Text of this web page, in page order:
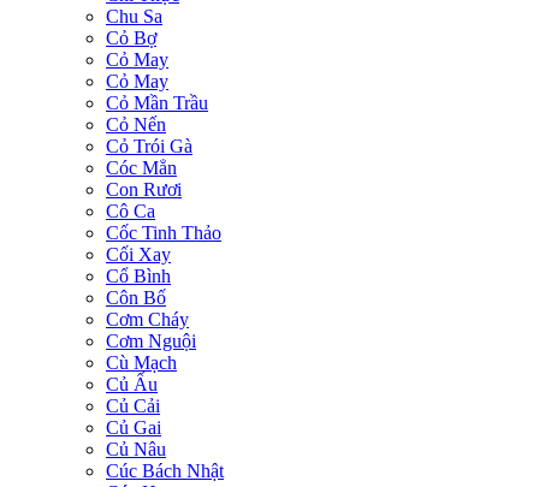
Chu Sa
Cỏ Bợ
Cỏ May
Cỏ May
Cỏ Mần Trầu
Cỏ Nến
Cỏ Trói Gà
Cóc Mẳn
Con Rươi
Cô Ca
Cốc Tinh Thảo
Cối Xay
Cổ Bình
Côn Bố
Cơm Cháy
Cơm Nguội
Cù Mạch
Củ Ấu
Củ Cải
Củ Gai
Củ Nâu
Cúc Bách Nhật